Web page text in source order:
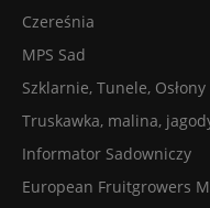
Czereśnia
MPS Sad
Szklarnie, Tunele, Osłony
Truskawka, malina,
Informator Sadowniczy
European Fruitgrowers